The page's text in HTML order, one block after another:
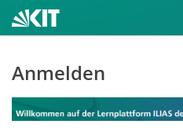
Anmelden